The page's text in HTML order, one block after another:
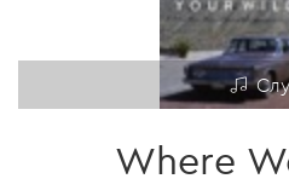
Where